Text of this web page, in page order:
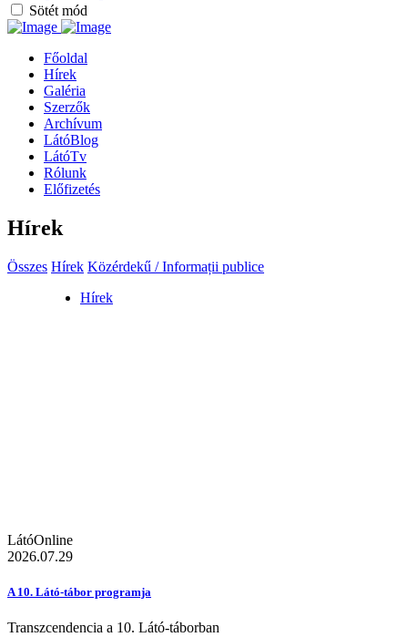
Sötét mód
Főoldal
Hírek
Galéria
Szerzők
Archívum
LátóBlog
LátóTv
Rólunk
Előfizetés
Hírek
Összes Hírek Közérdekű / Informații publice
Hírek
LátóOnline
2026.07.29
A 10. Látó-tábor programja
Transzcendencia a 10. Látó-táborban